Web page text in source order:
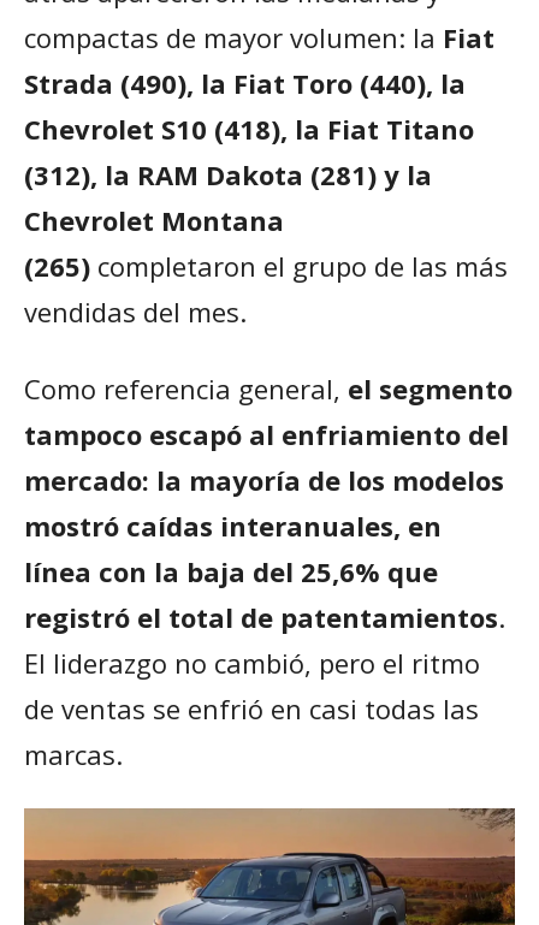
compactas de mayor volumen: la Fiat
Strada (490), la Fiat Toro (440), la
Chevrolet S10 (418), la Fiat Titano
(312), la RAM Dakota (281) y la
Chevrolet Montana
(265) completaron el grupo de las más
vendidas del mes.
Como referencia general, el segmento
tampoco escapó al enfriamiento del
mercado: la mayoría de los modelos
mostró caídas interanuales, en
línea con la baja del 25,6% que
registró el total de patentamientos.
El liderazgo no cambió, pero el ritmo
de ventas se enfrió en casi todas las
marcas.